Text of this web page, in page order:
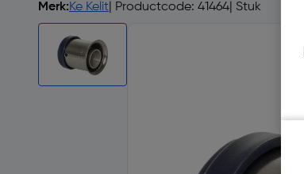
Merk:Ke Kelit | Productcode: 41464 | Stuk